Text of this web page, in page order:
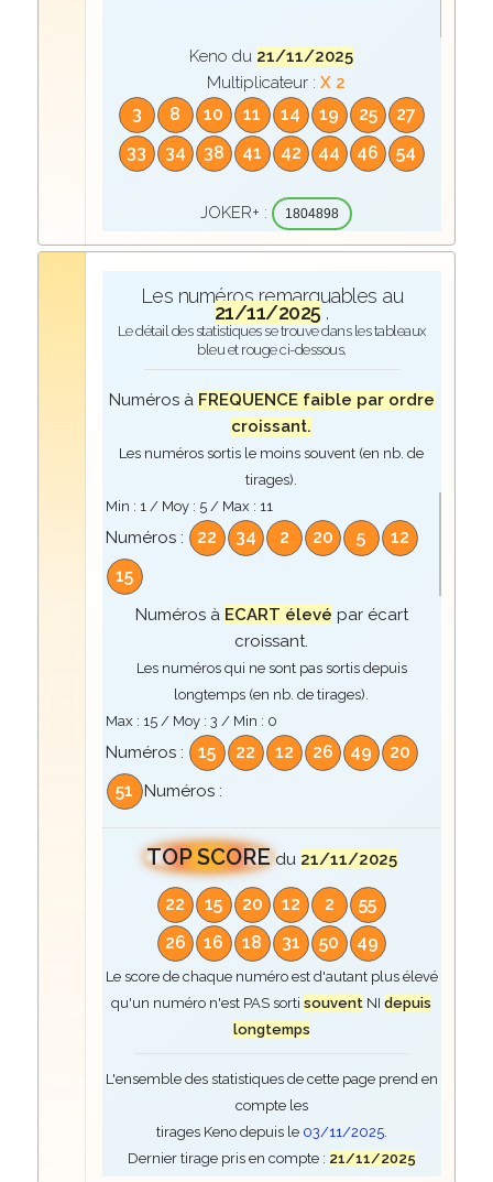
Keno du 21/11/2025
Multiplicateur : X 2
3 8 10 11 14 19 25
27
33
34 38 41 42 44 46 54
JOKER+ : 1804898
Les numéros remarquables au
21/11/2025 .
Le détail des statistiques se trouve dans les tableaux
bleu et rouge ci-dessous.
Numéros à FREQUENCE faible par ordre
croissant.
Les numéros sortis le moins souvent (en nb. de
tirages).
Min : 1/ Moy : 5/ Max : 11
Numéros : 22 34 2 20 5
12
15
Numéros à ECART élevé par écart
croissant.
Les numéros qui ne sont pas sortis depuis
longtemps (en nb. de tirages).
Max : 15/ Moy : 3 / Min : 0
Numéros : 15 22 12 26 49
20
51
Numéros :
TOP SCORE du 21/11/2025
22 15 20 12 2
55
26
16 18 31 50 49
Le score de chaque numéro est d'autant plus élevé
qu'un numéro n'est PAS sortisouvent NIdepuis
longtemps
L'ensemble des statistiques de cette page prend en
compte les
tirages Keno depuis le 03/11/2025.
Dernier tirage pris en compte : 21/11/2025